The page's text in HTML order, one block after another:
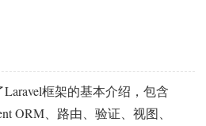
框架的基本介绍，包含
ORM、路由、验证、视图、